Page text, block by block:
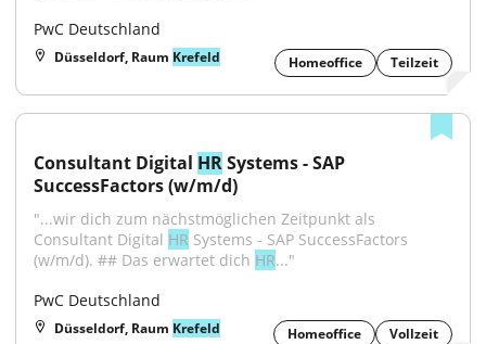
PwC Deutschland
Düsseldorf, Raum Krefeld Homeoffice Teilzeit
Consultant Digital HR Systems - SAP
SuccessFactors (w/m/d)
"...wir dich zum nächstmöglichen Zeitpunkt als
Consultant Digital HR Systems - SAP SuccessFactors
(w/m/d). ## Das erwartet dich HR..."
PwC Deutschland
Düsseldorf, Raum Krefeld Homeoffice Vollzeit